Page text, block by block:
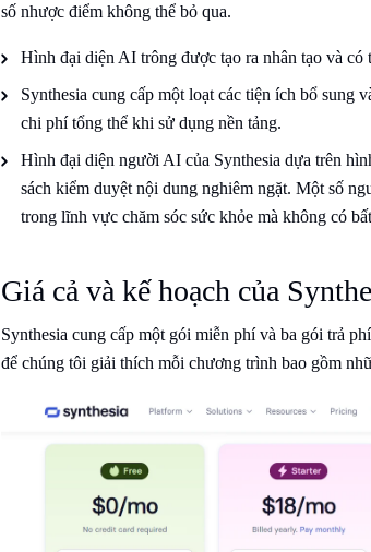
số nhược điểm không thể bỏ qua.
Hình đại diện AI trông được tạo ra nhân tạo và
Synthesia cung cấp một loạt các tiện ích bổ sung
chi phí tổng thể khi sử dụng nền tảng.
Hình đại diện người AI của Synthesia dựa trên
sách kiểm duyệt nội dung nghiêm ngặt. Một số
trong lĩnh vực chăm sóc sức khỏe mà không có
Giá cả và kế hoạch của
Synthesia cung cấp một gói miễn phí và ba gói trả
để chúng tôi giải thích mỗi chương trình bao gồm